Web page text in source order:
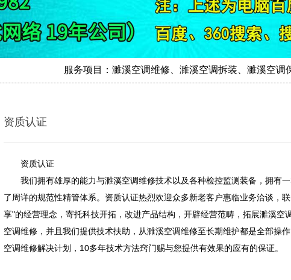
服务项目：濉溪空调维修、濉溪空调拆装、濉溪空调
资质认证
资质认证
我们拥有雄厚的能力与濉溪空调维修技术以及各种检控监测装备，拥有
了周详的规范性精管体系。资质认证热烈欢迎众多新老客户惠临业务洽谈，
享"的经营理念，寄托科技开拓，改进产品结构，开辟经营范畴，拓展濉溪
空调维修，并且我们提供技术扶助，从濉溪空调维修至长期维护都是全部操
空调维修解决计划，10多年技术方法窍门赐与您提供有效果的应有的保证。